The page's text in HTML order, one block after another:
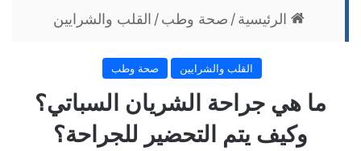
الرئيسية / صحة وطب / القلب والشرايين
القلب والشرايين صحة وطب
ما هي جراحة الشريان السباتي؟
وكيف يتم التحضير للجراحة؟